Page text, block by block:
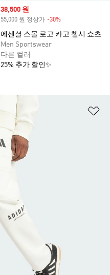
Sale price
38,500 원
55,000 원 정상가 -30%
에센셜 스몰 로고 카고 첼시 쇼츠
Men Sportswear
다른 컬러
25% 추가 할인✨